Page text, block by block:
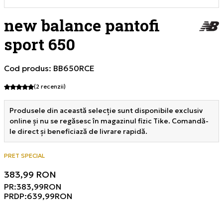
new balance pantofi
sport 650
Cod produs: BB650RCE
(2 recenzii)
Produsele din această selecție sunt disponibile exclusiv
online și nu se regăsesc în magazinul fizic Tike. Comandă-
le direct și beneficiază de livrare rapidă.
PRET SPECIAL
383,99 RON
PR:383,99RON
PRDP:639,99RON